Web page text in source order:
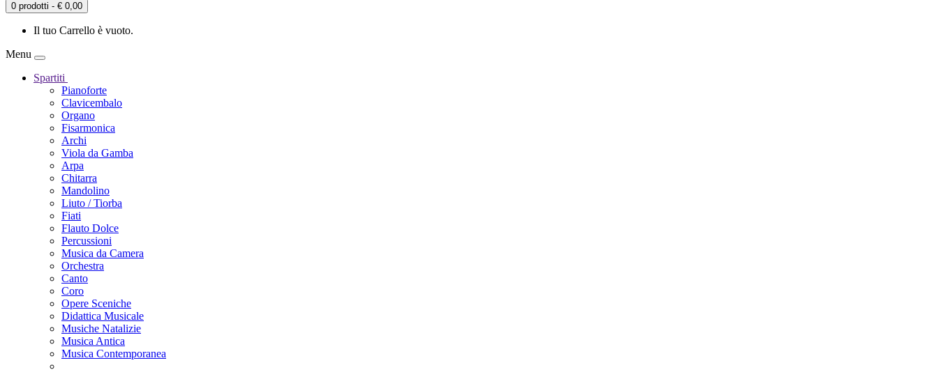
0 prodotti - € 0,00
Il tuo Carrello è vuoto.
Menu
Spartiti
Pianoforte
Clavicembalo
Organo
Fisarmonica
Archi
Viola da Gamba
Arpa
Chitarra
Mandolino
Liuto / Tiorba
Fiati
Flauto Dolce
Percussioni
Musica da Camera
Orchestra
Canto
Coro
Opere Sceniche
Didattica Musicale
Musiche Natalizie
Musica Antica
Musica Contemporanea